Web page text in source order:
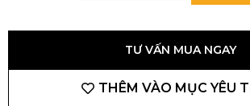
TƯ VẤN MUA NGAY
THÊM VÀO MỤC YÊU